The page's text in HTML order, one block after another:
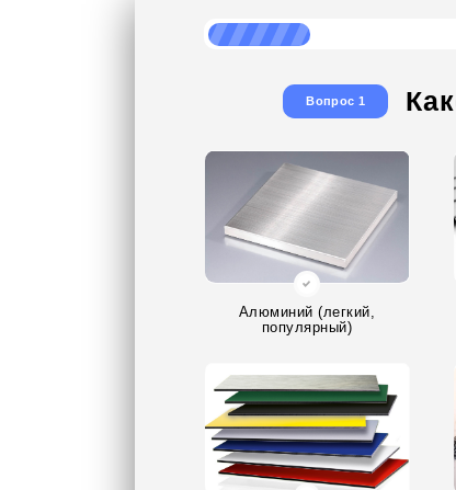
Вопрос 1
Алюминий (легкий,
популярный)